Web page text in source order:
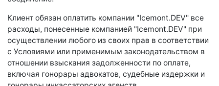
Клиент обязан оплатить компании "Icemont.DEV" все
расходы, понесенные компанией "Icemont.DEV" при
осуществлении любого из своих прав в соответствии
с Условиями или применимым законодательством в
отношении взыскания задолженности по оплате,
включая гонорары адвокатов, судебные издержки и